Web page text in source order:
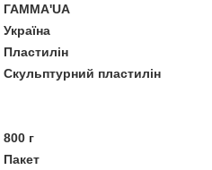
ГАММА'UA
Україна
Пластилін
Скульптурний пластилін
800 г
Пакет